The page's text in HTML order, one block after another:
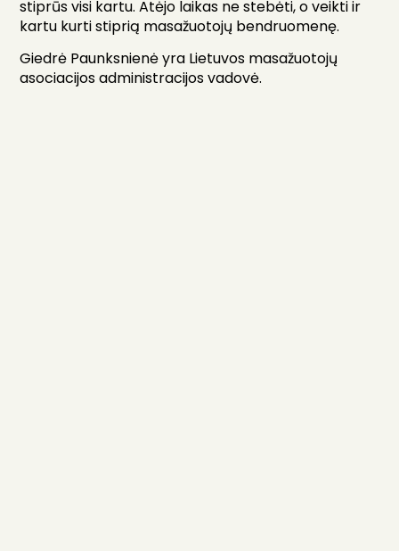
stiprūs visi kartu. Atėjo laikas ne stebėti, o veikti ir
kartu kurti stiprią masažuotojų bendruomenę.
Giedrė Paunksnienė yra Lietuvos masažuotojų
asociacijos administracijos vadovė.